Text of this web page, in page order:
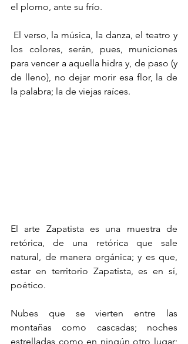
el plomo, ante su frío.
El verso, la música, la danza, el teatro y
los colores, serán, pues, municiones
para vencer a aquella hidra y, de paso (y
de lleno), no dejar morir esa flor, la de
la palabra; la de viejas raíces.
El arte Zapatista es una muestra de
retórica, de una retórica que sale
natural, de manera orgánica; y es que,
estar en territorio Zapatista, es en sí,
poético.
Nubes que se vierten entre las
montañas como cascadas; noches
estrelladas como en ningún otro lugar;